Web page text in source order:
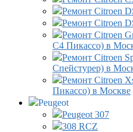
Ремонт Citroen
Ремонт Citroen
Ремонт Citroen
С4 Пикассо) в
Ремонт Citroen
Спейстурер) в
Ремонт Citroen
Пикассо) в Москве
Peugeot
Peugeot 307
308 RCZ